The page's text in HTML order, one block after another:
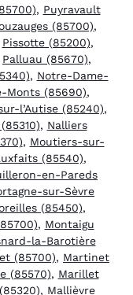
, Puyravault
(85700),
Pissotte (85200),
Palluau (85670),
, Notre-Dame-
Monts (85690),
l’Autise (85240),
, Nalliers
, Moutiers-sur-
(85540),
en-Pareds
sur-Sèvre
(85450),
, Montaigu
la-Barotière
(85700), Martinet
(85570), Marillet
, Mallièvre